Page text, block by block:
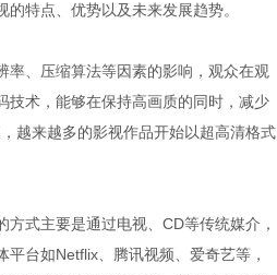
特点、优势以及未来发展趋势。
率、压缩算法等因素的影响，观众在观
技术，能够在保持高画质的同时，减少
越来越多的影视作品开始以超高清格式
式主要是通过电视、CD等传统媒介，
台如Netflix、腾讯视频、爱奇艺等，